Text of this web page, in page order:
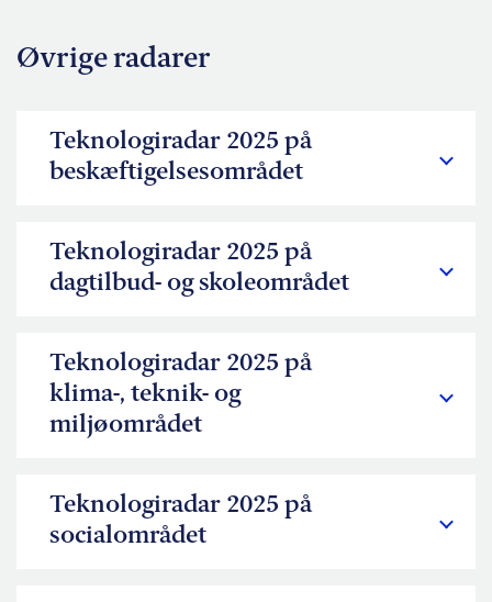
Øvrige radarer
Teknologiradar 2025 på
beskæftigelsesområdet
Teknologiradar 2025 på
dagtilbud- og skoleområdet
Teknologiradar 2025 på
klima-, teknik- og
miljøområdet
Teknologiradar 2025 på
socialområdet